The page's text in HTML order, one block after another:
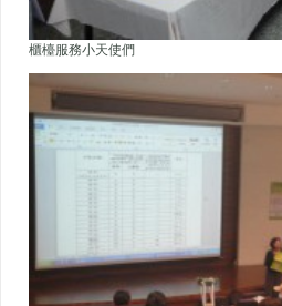
櫃檯服務小天使們